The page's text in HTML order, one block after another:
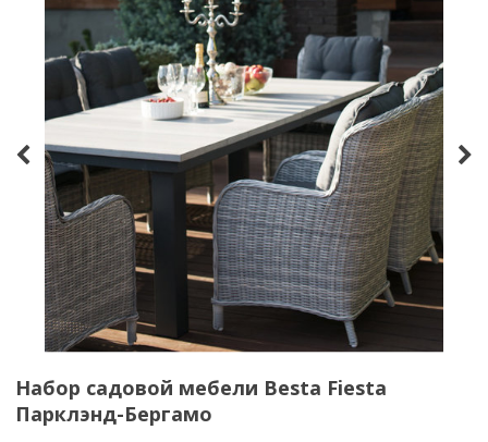
Набор садовой мебели Besta Fiesta
Парклэнд-Бергамо